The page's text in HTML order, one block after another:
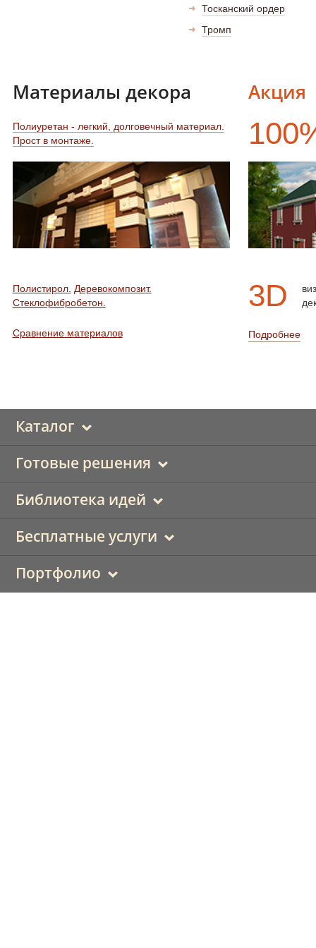
Блоги
Расширенный поиск по сайту
Тосканский ордер
Тромп
Акция
3D
Подробнее
Материалы декора
Полиуретан - легкий, долговечный материал.
Прост в монтаже.
Полистирол. Деревокомпозит.
Стеклофибробетон.
Сравнение материалов
Каталог
Готовые решения
Библиотека идей
Бесплатные услуги
Портфолио